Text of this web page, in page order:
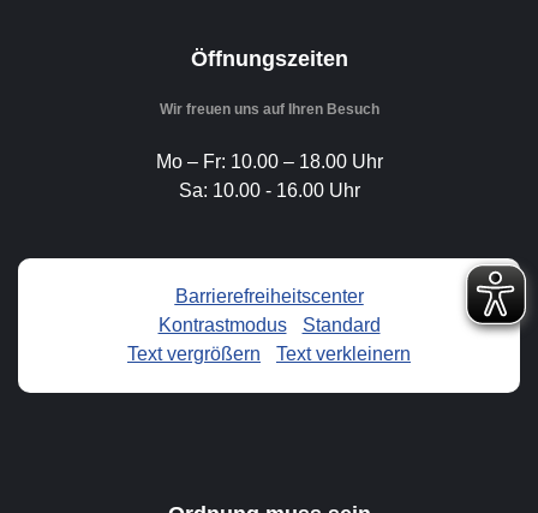
Öffnungszeiten
Wir freuen uns auf Ihren Besuch
Mo – Fr: 10.00 – 18.00 Uhr
Sa: 10.00 - 16.00 Uhr
Barrierefreiheitscenter
Kontrastmodus- Standard
Text vergrößern
Text verkleinern